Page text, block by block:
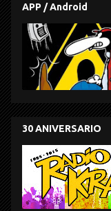
APP / Android
30 ANIVERSARIO